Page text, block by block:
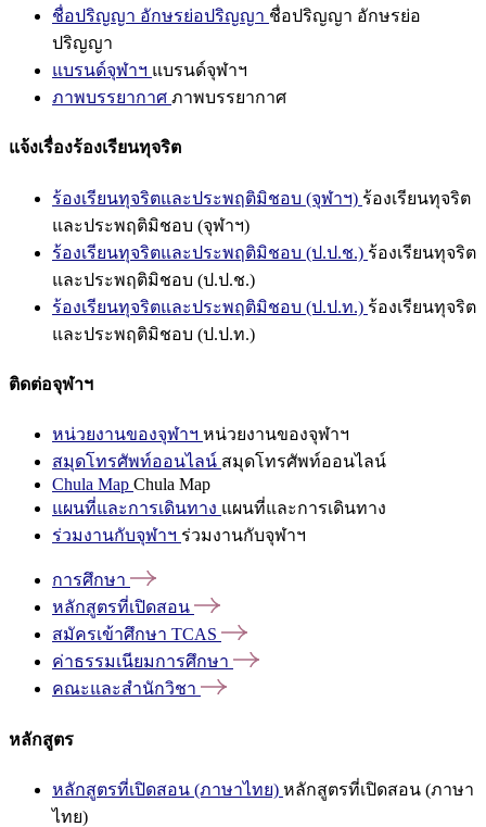
ชื่อปริญญา อักษรย่อปริญญา ชื่อปริญญา อักษรย่อ
ปริญญา
แบรนด์จุฬาฯ แบรนด์จุฬาฯ
ภาพบรรยากาศ ภาพบรรยากาศ
แจ้งเรื่องร้องเรียนทุจริต
ร้องเรียนทุจริตและประพฤติมิชอบ (จุฬาฯ) ร้องเรียนทุจริต
และประพฤติมิชอบ (จุฬาฯ)
ร้องเรียนทุจริตและประพฤติมิชอบ (ป.ป.ช.) ร้องเรียนทุจริต
และประพฤติมิชอบ (ป.ป.ช.)
ร้องเรียนทุจริตและประพฤติมิชอบ (ป.ป.ท.) ร้องเรียนทุจริต
และประพฤติมิชอบ (ป.ป.ท.)
ติดต่อจุฬาฯ
หน่วยงานของจุฬาฯ หน่วยงานของจุฬาฯ
สมุดโทรศัพท์ออนไลน์ สมุดโทรศัพท์ออนไลน์
Chula Map Chula Map
แผนที่และการเดินทาง แผนที่และการเดินทาง
ร่วมงานกับจุฬาฯ ร่วมงานกับจุฬาฯ
การศึกษา
หลักสูตรที่เปิดสอน
สมัครเข้าศึกษา TCAS
ค่าธรรมเนียมการศึกษา
คณะและสำนักวิชา
หลักสูตร
หลักสูตรที่เปิดสอน (ภาษาไทย) หลักสูตรที่เปิดสอน (ภาษา
ไทย)